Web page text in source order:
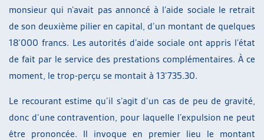
monsieur qui n’avait pas annoncé à l’aide sociale le retrait
de son deuxième pilier en capital, d’un montant de quelques
18’000 francs. Les autorités d’aide sociale ont appris l’état
de fait par le service des prestations complémentaires. À ce
moment, le trop-perçu se montait à 13’735.30.
Le recourant estime qu’il s’agit d’un cas de peu de gravité,
donc d’une contravention, pour laquelle l’expulsion ne peut
être prononcée. Il invoque en premier lieu le montant